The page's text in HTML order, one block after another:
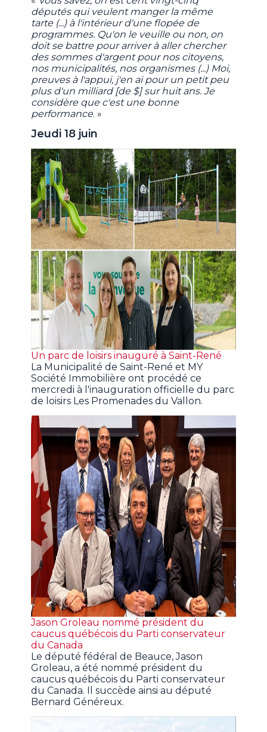
députés qui veulent manger la même
tarte (...) à l'intérieur d'une flopée de
programmes. Qu'on le veuille ou non, on
doit se battre pour arriver à aller chercher
des sommes d'argent pour nos citoyens,
nos municipalités, nos organismes (...) Moi,
preuves à l'appui, j'en ai pour un petit peu
plus d'un milliard [de $] sur huit ans. Je
considère que c'est une bonne
performance. »
Jeudi 18 juin
Un parc de loisirs inauguré à Saint-René
La Municipalité de Saint-René et MY
Société Immobilière ont procédé ce
mercredi à l'inauguration officielle du parc
de loisirs Les Promenades du Vallon.
Jason Groleau nommé président du
caucus québécois du Parti conservateur
du Canada
Le député fédéral de Beauce, Jason
Groleau, a été nommé président du
caucus québécois du Parti conservateur
du Canada. Il succède ainsi au député
Bernard Généreux.